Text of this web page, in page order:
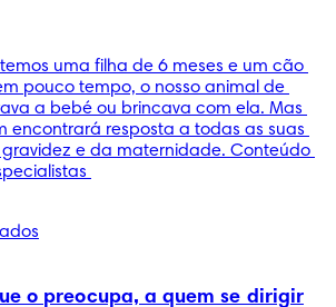
uma filha de 6 meses e um cão
pouco tempo, o nosso animal de
a bebé ou brincava com ela. Mas
encontrará resposta a todas as suas
e da maternidade. Conteúdo
o preocupa, a quem se dirigir